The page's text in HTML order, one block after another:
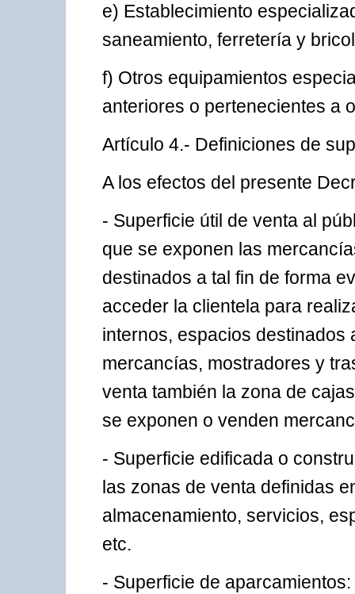
e) Establecimiento
saneamiento, ferretería y
f) Otros equipamientos
anteriores o pertenecientes a
Artículo 4.- Definiciones de
A los efectos del presente
- Superficie útil de venta al
que se exponen las
destinados a tal fin de forma
acceder la clientela para
internos, espacios destinados
mercancías, mostradores y
venta también la zona de
se exponen o venden
- Superficie edificada o
las zonas de venta definidas
almacenamiento, servicios,
etc.
- Superficie de